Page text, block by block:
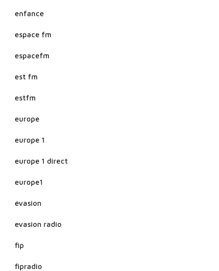
enfance
espace fm
espacefm
est fm
estfm
europe
europe 1
europe 1 direct
europe1
évasion
evasion radio
fip
fipradio